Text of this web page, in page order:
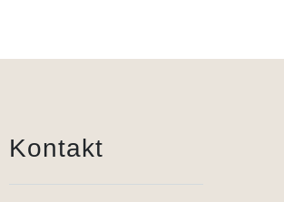
Kontakt